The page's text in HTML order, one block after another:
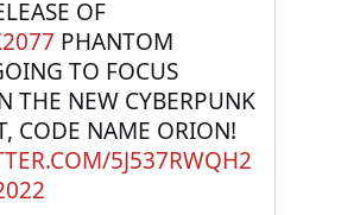
PHANTOM
TO FOCUS
THE NEW CYBERPUNK
CODE NAME ORION!
5J537RWQH2